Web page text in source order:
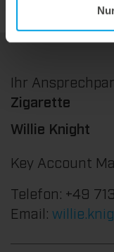
Ihr
Zigarette
Willie Knight
Key Account
Telefon: +49
Email: